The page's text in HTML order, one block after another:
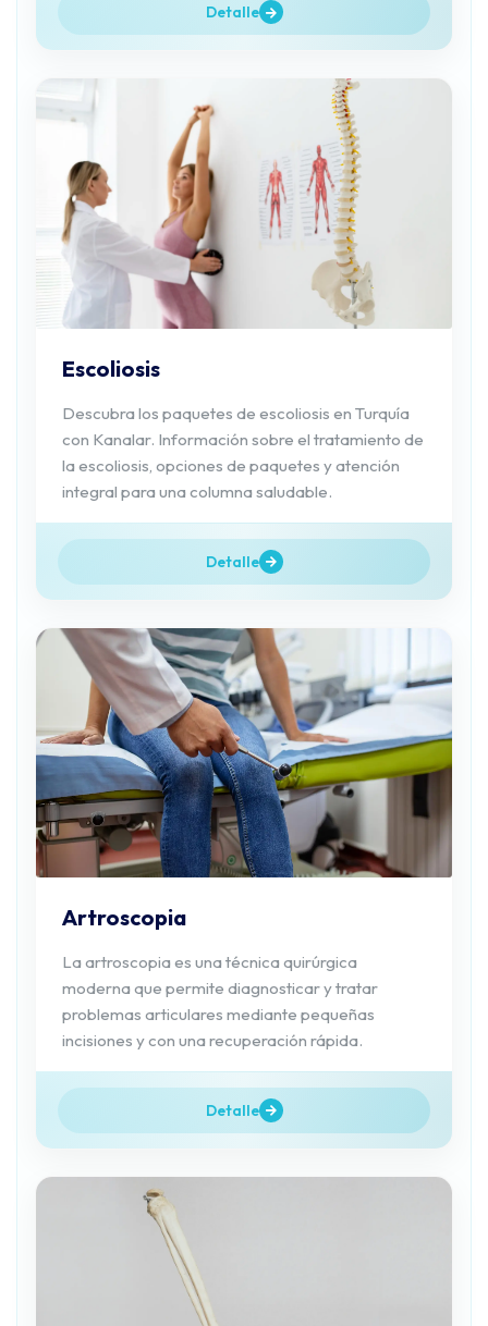
Detalle
Escoliosis
Descubra los paquetes de escoliosis en Turquía
con Kanalar. Información sobre el tratamiento de
la escoliosis, opciones de paquetes y atención
integral para una columna saludable.
Detalle
Artroscopia
La artroscopia es una técnica quirúrgica
moderna que permite diagnosticar y tratar
problemas articulares mediante pequeñas
incisiones y con una recuperación rápida.
Detalle